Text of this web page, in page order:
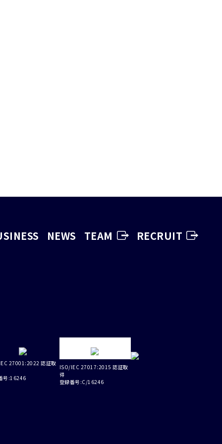
NEWS TEAM RECRUIT
27001:2022 認証取
号:16246
ISO/IEC 27017:2015 認証取
得
登録番号:C/16246